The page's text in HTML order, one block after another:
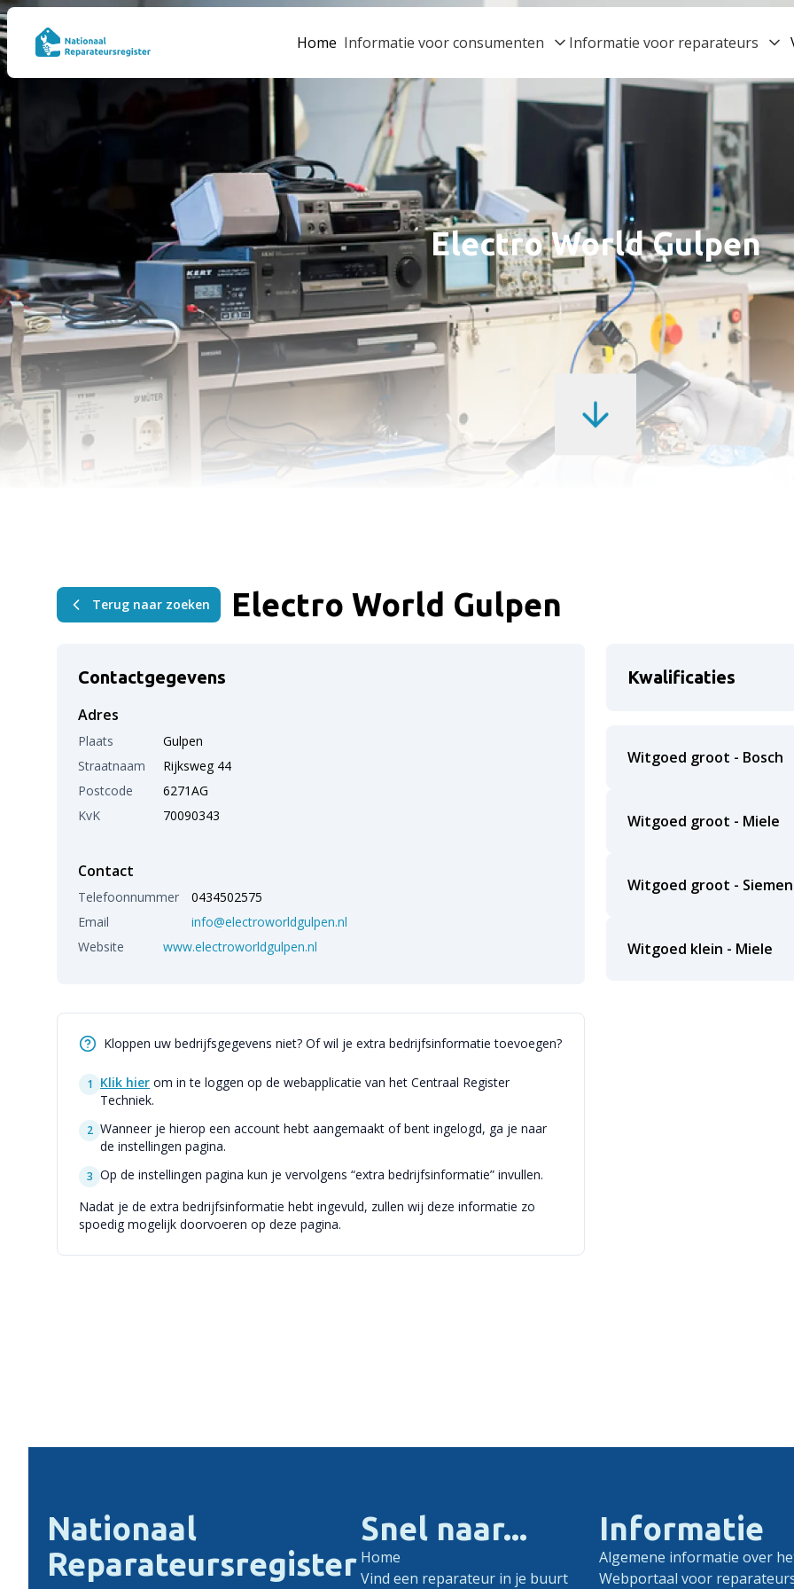
Home Informatie voor consumenten Informatie voor reparateurs
Electro World Gulpen
Terug naar zoeken Electro World Gulpen
Contactgegevens
Adres
Plaats
Gulpen
Straatnaam
Rijksweg 44
Postcode
6271AG
KvK
70090343
Contact
Telefoonnummer
0434502575
Email
info@electroworldgulpen.nl
Website
www.electroworldgulpen.nl
Kloppen uw bedrijfsgegevens niet? Of wil je extra bedrijfsinformatie toevoegen?
1 Klik hier om in te loggen op de webapplicatie van het Centraal Register
Techniek.
2 Wanneer je hierop een account hebt aangemaakt of bent ingelogd, ga je naar
de instellingen pagina.
3 Op de instellingen pagina kun je vervolgens “extra bedrijfsinformatie” invullen.
Nadat je de extra bedrijfsinformatie hebt ingevuld, zullen wij deze informatie zo
spoedig mogelijk doorvoeren op deze pagina.
Kwalificaties
Witgoed groot - Bosch
Witgoed groot - Miele
Witgoed groot -
Witgoed klein - Miele
Nationaal
Reparateursregister
Snel naar...
Home
Vind een reparateur in je buurt
Informatie
Algemene informatie over
Webportaal voor